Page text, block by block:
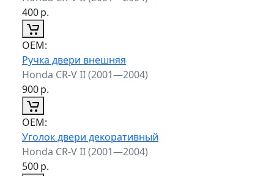
400р.
ОЕМ:
Ручка двери внешняя
Honda CR-V II (2001—2004)
900р.
ОЕМ:
Уголок двери декоративный
Honda CR-V II (2001—2004)
500р.